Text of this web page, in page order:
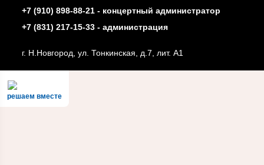
+7 (910) 898-88-21 - концертный администратор
+7 (831) 217-15-33 - администрация
г. Н.Новгород, ул. Тонкинская, д.7, лит. А1
решаем вместе